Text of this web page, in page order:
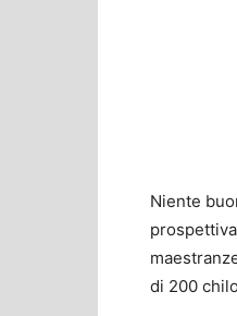
Niente
di 200